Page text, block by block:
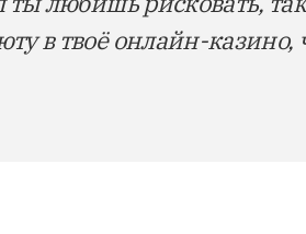
в твоё онлайн-казино,